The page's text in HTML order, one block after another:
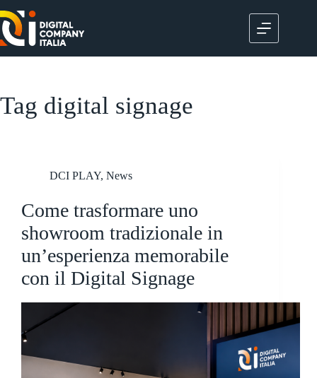
al
contenuto
Tag digital signage
DCI PLAY, News
Come trasformare uno
showroom tradizionale in
un’esperienza memorabile
con il Digital Signage